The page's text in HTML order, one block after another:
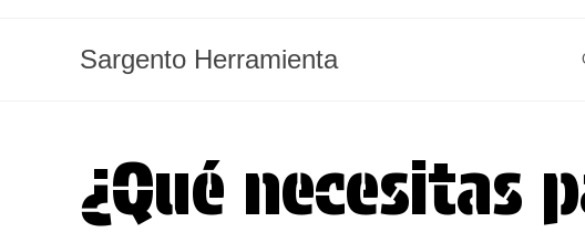
Sargento Herramienta
¿Qué necesitas